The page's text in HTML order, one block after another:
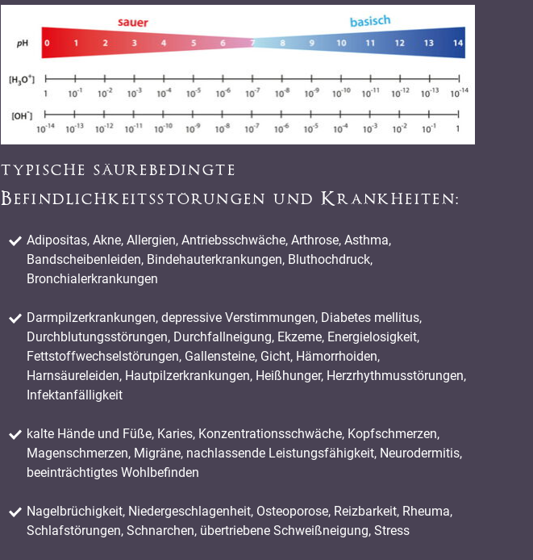
typische säurebedingte
Befindlichkeitsstörungen und Krankheiten:
Adipositas, Akne, Allergien, Antriebsschwäche, Arthrose, Asthma,
Bandscheibenleiden, Bindehauterkrankungen, Bluthochdruck,
Bronchialerkrankungen
Darmpilzerkrankungen, depressive Verstimmungen, Diabetes mellitus,
Durchblutungsstörungen, Durchfallneigung, Ekzeme, Energielosigkeit,
Fettstoffwechselstörungen, Gallensteine, Gicht, Hämorrhoiden,
Harnsäureleiden, Hautpilzerkrankungen, Heißhunger, Herzrhythmusstörungen,
Infektanfälligkeit
kalte Hände und Füße, Karies, Konzentrationsschwäche, Kopfschmerzen,
Magenschmerzen, Migräne, nachlassende Leistungsfähigkeit, Neurodermitis,
beeinträchtigtes Wohlbefinden
Nagelbrüchigkeit, Niedergeschlagenheit, Osteoporose, Reizbarkeit, Rheuma,
Schlafstörungen, Schnarchen, übertriebene Schweißneigung, Stress